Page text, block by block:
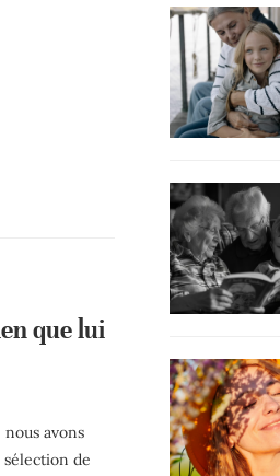
que lui
avons
sélection de